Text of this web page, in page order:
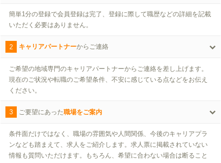
簡単1分の登録で会員登録は完了、登録に際して職歴などの詳細を記載
いただく必要はありません。
2 キャリアパートナーからご連絡
ご希望の地域専門のキャリアパートナーからご連絡を差し上げます。
現在のご状況や転職のご希望条件、不安に感じている点などをお伝え
ください。
3 ご要望にあった職場をご案内
条件面だけではなく、職場の雰囲気や人間関係、今後のキャリアプラ
ンなども踏まえて、求人をご紹介します。求人票に掲載されていない
情報も質問いただけます。もちろん、希望に合わない場合は断ること